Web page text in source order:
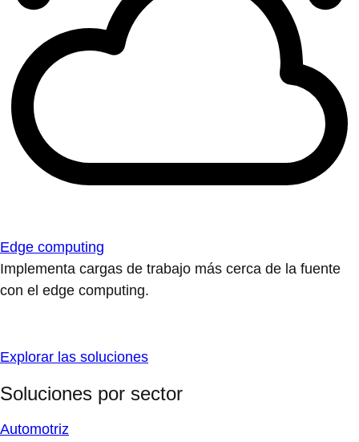
Edge computing
Implementa cargas de trabajo más cerca de la fuente
con el edge computing.
Explorar las soluciones
Soluciones por sector
Automotriz